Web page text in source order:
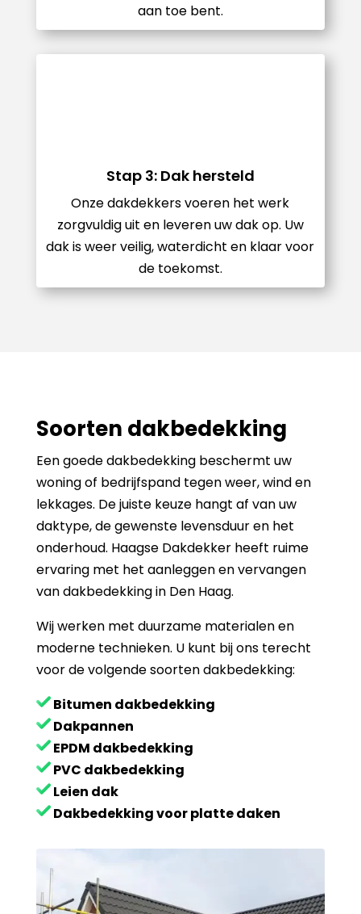
aan toe bent.
Stap 3: Dak hersteld
Onze dakdekkers voeren het werk
zorgvuldig uit en leveren uw dak op. Uw
dak is weer veilig, waterdicht en klaar voor
de toekomst.
Soorten dakbedekking
Een goede dakbedekking beschermt uw
woning of bedrijfspand tegen weer, wind en
lekkages. De juiste keuze hangt af van uw
daktype, de gewenste levensduur en het
onderhoud. Haagse Dakdekker heeft ruime
ervaring met het aanleggen en vervangen
van dakbedekking in Den Haag.
Wij werken met duurzame materialen en
moderne technieken. U kunt bij ons terecht
voor de volgende soorten dakbedekking:
Bitumen dakbedekking
Dakpannen
EPDM dakbedekking
PVC dakbedekking
Leien dak
Dakbedekking voor platte daken